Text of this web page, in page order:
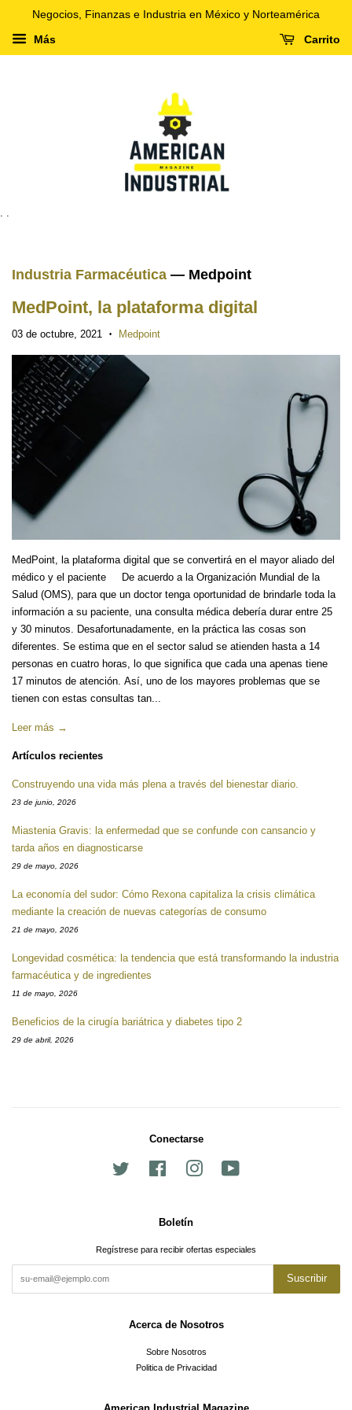
Negocios, Finanzas e Industria en México y Norteamérica
Más Carrito
. .
Industria Farmacéutica — Medpoint
MedPoint, la plataforma digital
03 de octubre, 2021 • Medpoint
MedPoint, la plataforma digital que se convertirá en el mayor aliado del
médico y el paciente De acuerdo a la Organización Mundial de la
Salud (OMS), para que un doctor tenga oportunidad de brindarle toda la
información a su paciente, una consulta médica debería durar entre 25
y 30 minutos. Desafortunadamente, en la práctica las cosas son
diferentes. Se estima que en el sector salud se atienden hasta a 14
personas en cuatro horas, lo que significa que cada una apenas tiene
17 minutos de atención. Así, uno de los mayores problemas que se
tienen con estas consultas tan...
Leer más →
Artículos recientes
Construyendo una vida más plena a través del bienestar diario.
23 de junio, 2026
Miastenia Gravis: la enfermedad que se confunde con cansancio y
tarda años en diagnosticarse
29 de mayo, 2026
La economía del sudor: Cómo Rexona capitaliza la crisis climática
mediante la creación de nuevas categorías de consumo
21 de mayo, 2026
Longevidad cosmética: la tendencia que está transformando la industria
farmacéutica y de ingredientes
11 de mayo, 2026
Beneficios de la cirugía bariátrica y diabetes tipo 2
29 de abril, 2026
Conectarse
Facebook Instagram
Boletín
Regístrese para recibir ofertas especiales
Suscribir
Acerca de Nosotros
Sobre Nosotros
Politica de Privacidad